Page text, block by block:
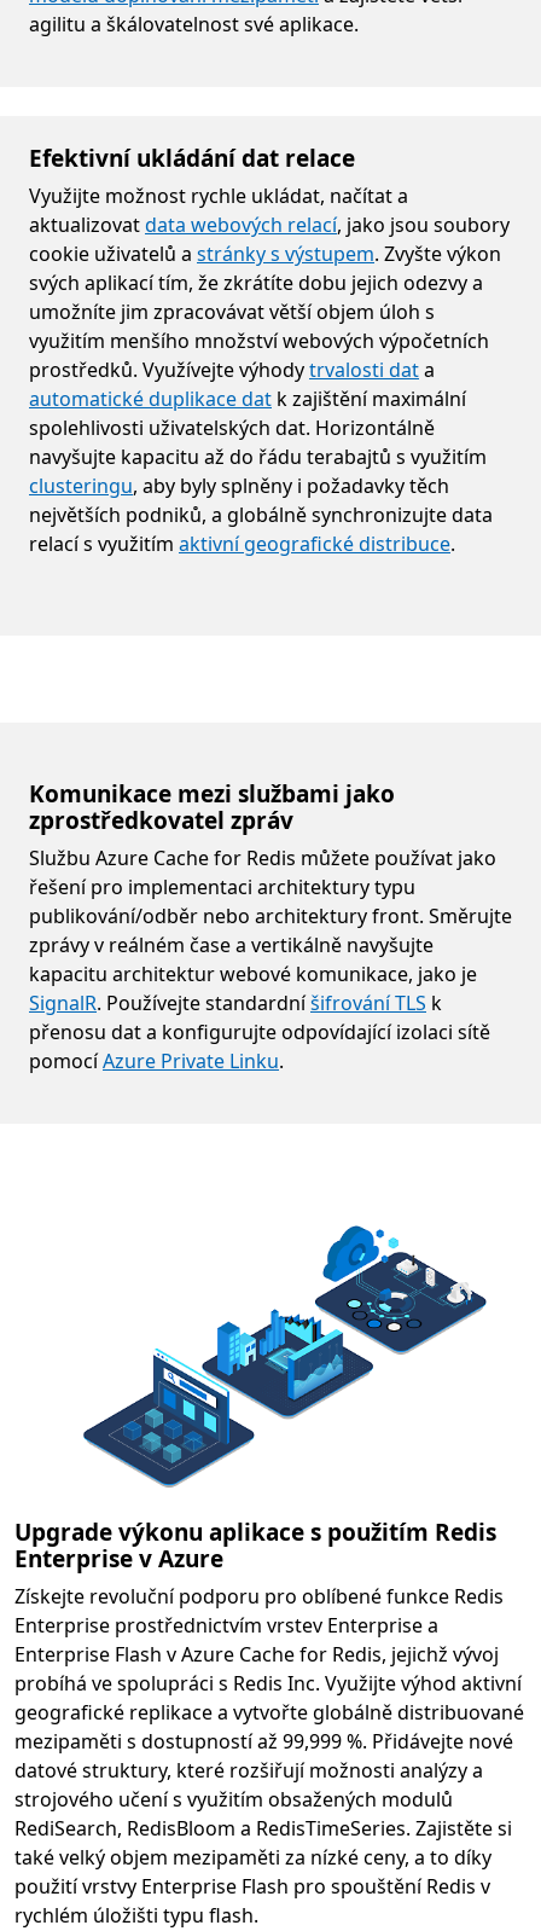
agilitu a škálovatelnost své aplikace.
Efektivní ukládání dat relace
Využijte možnost rychle ukládat, načítat a
aktualizovatdata webových relací, jako jsou soubory
cookie uživatelů a stránky s výstupem. Zvyšte výkon
svých aplikací tím, že zkrátíte dobu jejich odezvy a
umožníte jim zpracovávat větší objem úloh s
využitím menšího množství webových výpočetních
prostředků. Využívejte výhodytrvalosti data
automatické duplikace dat k zajištění maximální
spolehlivosti uživatelských dat. Horizontálně
navyšujte kapacitu až do řádu terabajtů s využitím
clusteringu, aby byly splněny i požadavky těch
největších podniků, a globálně synchronizujte data
relací s využitím aktivní geografické distribuce.
Komunikace mezi službami jako
zprostředkovatel zpráv
Službu Azure Cache for Redis můžete používat jako
řešení pro implementaci architektury typu
publikování/odběr nebo architektury front. Směrujte
zprávy v reálném čase a vertikálně navyšujte
kapacitu architektur webové komunikace, jako je
SignalR. Používejte standardníšifrování TLS k
přenosu dat a konfigurujte odpovídající izolaci sítě
pomocíAzure Private Linku.
Upgrade výkonu aplikace s použitím Redis
Enterprise v Azure
Získejte revoluční podporu pro oblíbené funkce Redis
Enterprise prostřednictvím vrstev Enterprise a
Enterprise Flash v Azure Cache for Redis, jejichž vývoj
probíhá ve spolupráci s Redis Inc. Využijte výhod aktivní
geografické replikace a vytvořte globálně distribuované
mezipaměti s dostupností až 99,999 %. Přidávejte nové
datové struktury, které rozšiřují možnosti analýzy a
strojového učení s využitím obsažených modulů
RediSearch, RedisBloom a RedisTimeSeries. Zajistěte si
také velký objem mezipaměti za nízké ceny, a to díky
použití vrstvy Enterprise Flash pro spouštění Redis v
rychlém úložišti typu flash.